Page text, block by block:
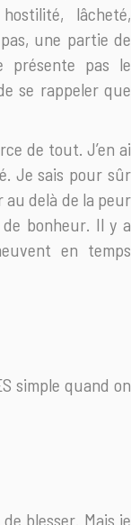
lâcheté,
une partie de
présente pas le
se rappeler que
de tout. J’en ai
Je sais pour sûr
au delà de la peur
bonheur. Il y a
en temps
simple quand on
blesser. Mais je